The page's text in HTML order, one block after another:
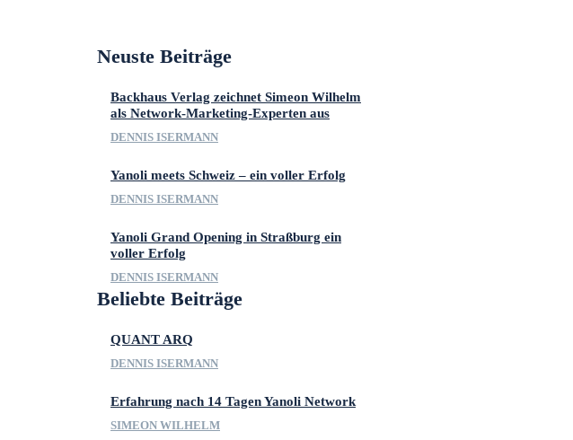
Neuste Beiträge
Backhaus Verlag zeichnet Simeon Wilhelm
als Network-Marketing-Experten aus
DENNIS ISERMANN
Yanoli meets Schweiz – ein voller Erfolg
DENNIS ISERMANN
Yanoli Grand Opening in Straßburg ein
voller Erfolg
DENNIS ISERMANN
Beliebte Beiträge
QUANT ARQ
DENNIS ISERMANN
Erfahrung nach 14 Tagen Yanoli Network
SIMEON WILHELM